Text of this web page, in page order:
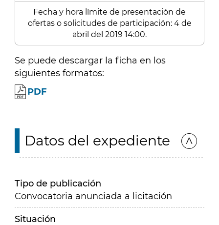
Fecha y hora límite de presentación de
ofertas o solicitudes de participación: 4 de
abril del 2019 14:00.
Se puede descargar la ficha en los
siguientes formatos:
PDF
Datos del expediente
Tipo de publicación
Convocatoria anunciada a licitación
Situación